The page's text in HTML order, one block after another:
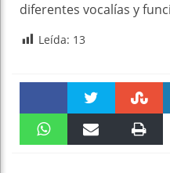
diferentes vocalías y
Leída: 13
Faceboo Twitter Stumble